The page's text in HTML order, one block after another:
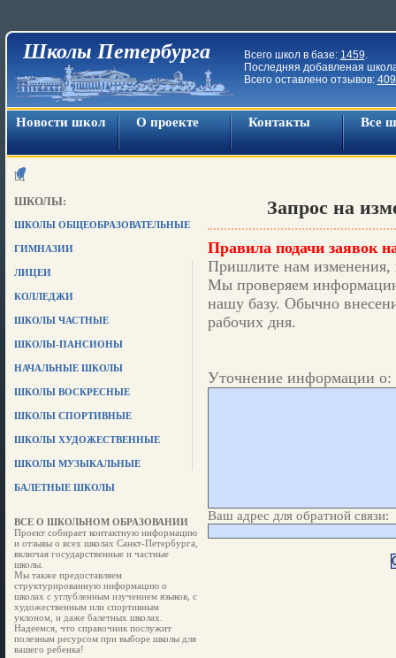
Школы Петербурга Всего школ в базе: 1459.
Последняя добавленая
Всего оставлено отзывов:
Новости школ О проекте Контакты Все
ШКОЛЫ:
ШКОЛЫ ОБЩЕОБРАЗОВАТЕЛЬНЫЕ
ГИМНАЗИИ
ЛИЦЕИ
КОЛЛЕДЖИ
ШКОЛЫ ЧАСТНЫЕ
ШКОЛЫ-ПАНСИОНЫ
НАЧАЛЬНЫЕ ШКОЛЫ
ШКОЛЫ ВОСКРЕСНЫЕ
ШКОЛЫ СПОРТИВНЫЕ
ШКОЛЫ ХУДОЖЕСТВЕННЫЕ
ШКОЛЫ МУЗЫКАЛЬНЫЕ
БАЛЕТНЫЕ ШКОЛЫ
ВСЕ О ШКОЛЬНОМ ОБРАЗОВАНИИ
Проект собирает контактную информацию
и отзывы о всех школах Санкт-Петербурга,
включая государственные и частные
школы.
Мы также предоставляем
структурированную информацию о
школах с углубленным изучением языков, с
художественным или спортивным
уклоном, и даже балетных школах.
Надеемся, что справочник послужит
полезным ресурсом при выборе школы для
вашего ребенка!
Запрос на
Правила подачи заявок
Пришлите нам изменения,
Мы проверяем
нашу базу. Обычно
рабочих дня.
Уточнение информации о:
Ваш адрес для обратной связи: